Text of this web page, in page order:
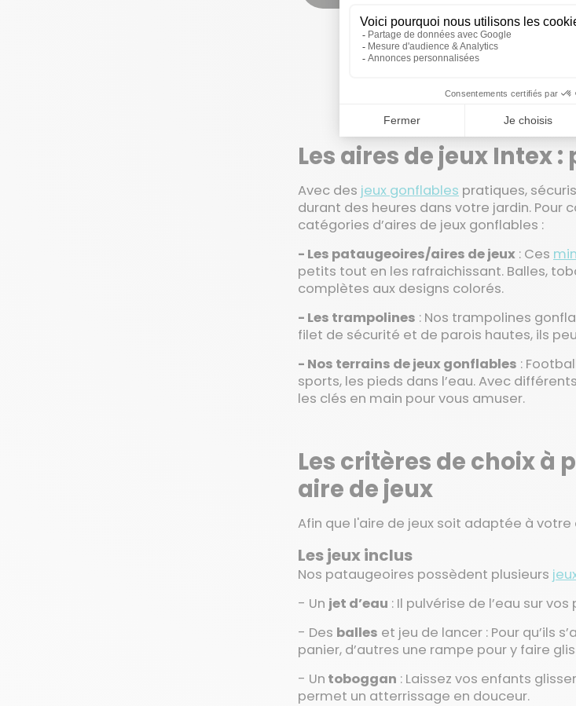
Les aires de jeux Intex
Avec des jeux gonflables pratiques,
durant des heures dans votre jardin. Pour
catégories d’aires de jeux gonflables :
- Les pataugeoires/aires de jeux : Ces
petits tout en les rafraichissant. Balles,
complètes aux designs colorés.
- Les trampolines : Nos trampolines
filet de sécurité et de parois hautes, ils
- Nos terrains de jeux gonflables :
sports, les pieds dans l’eau. Avec
les clés en main pour vous amuser.
Les critères de choix à
aire de jeux
Afin que l'aire de jeux soit adaptée à
Les jeux inclus
Nos pataugeoires possèdent plusieurs
- Un jet d’eau : Il pulvérise de l’eau sur
- Des balles et jeu de lancer : Pour qu’ils
panier, d’autres une rampe pour y faire
- Un toboggan : Laissez vos enfants
permet un atterrissage en douceur.